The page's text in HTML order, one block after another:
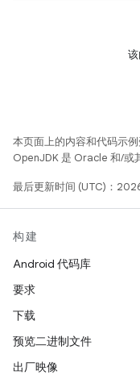
本页面上的内容和代码示例
OpenJDK 是 Oracle 和/或
最后更新时间 (UTC)：
构建
Android 代码库
要求
下载
预览二进制文件
出厂映像